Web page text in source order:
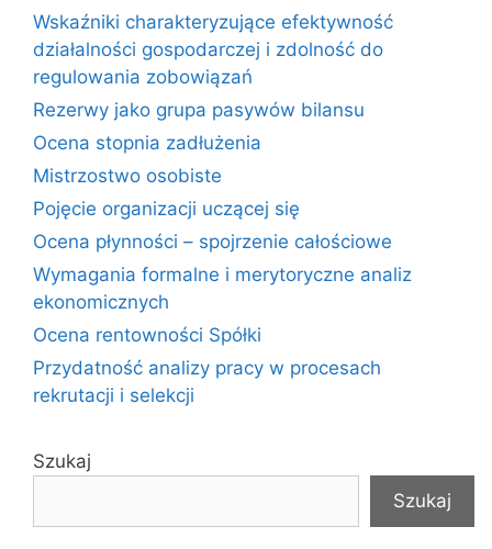
Wskaźniki charakteryzujące efektywność
działalności gospodarczej i zdolność do
regulowania zobowiązań
Rezerwy jako grupa pasywów bilansu
Ocena stopnia zadłużenia
Mistrzostwo osobiste
Pojęcie organizacji uczącej się
Ocena płynności – spojrzenie całościowe
Wymagania formalne i merytoryczne analiz
ekonomicznych
Ocena rentowności Spółki
Przydatność analizy pracy w procesach
rekrutacji i selekcji
Szukaj
Szukaj